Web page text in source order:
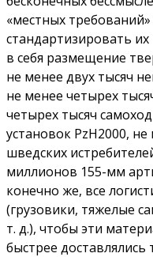
«местных
стандартизировать
в себя размещение
не менее двух тысяч
не менее четырех
четырех тысяч
установок PzH2000,
шведских
миллионов 155-мм
конечно же, все
(грузовики, тяжелые
т. д.), чтобы эти
быстрее доставлялись